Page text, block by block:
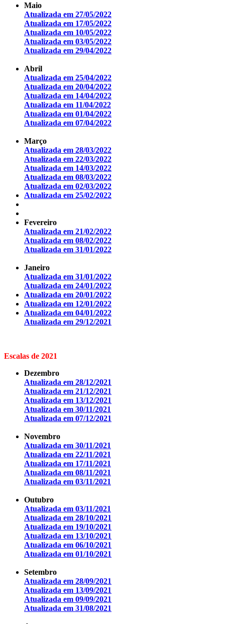
Maio
Atualizada em 27/05/2022
Atualizada em 17/05/2022
Atualizada em 10/05/2022
Atualizada em 03/05/2022
Atualizada em 29/04/2022
Abril
Atualizada em 25/04/2022
Atualizada em 20/04/2022
Atualizada em 14/04/2022
Atualizada em 11/04/2022
Atualizada em 01/04/2022
Atualizada em 07/04/2022
Março
Atualizada em 28/03/2022
Atualizada em 22/03/2022
Atualizada em 14/03/2022
Atualizada em 08/03/2022
Atualizada em 02/03/2022
Atualizada em 25/02/2022
Fevereiro
Atualizada em 21/02/2022
Atualizada em 08/02/2022
Atualizada em 31/01/2022
Janeiro
Atualizada em 31/01/2022
Atualizada em 24/01/2022
Atualizada em 20/01/2022
Atualizada em 12/01/2022
Atualizada em 04/01/2022
Atualizada em 29/12/2021
Escalas de 2021
Dezembro
Atualizada em 28/12/2021
Atualizada em 21/12/2021
Atualizada em 13/12/2021
Atualizada em 30/11/2021
Atualizada em 07/12/2021
Novembro
Atualizada em 30/11/2021
Atualizada em 22/11/2021
Atualizada em 17/11/2021
Atualizada em 08/11/2021
Atualizada em 03/11/2021
Outubro
Atualizada em 03/11/2021
Atualizada em 28/10/2021
Atualizada em 19/10/2021
Atualizada em 13/10/2021
Atualizada em 06/10/2021
Atualizada em 01/10/2021
Setembro
Atualizada em 28/09/2021
Atualizada em 13/09/2021
Atualizada em 09/09/2021
Atualizada em 31/08/2021